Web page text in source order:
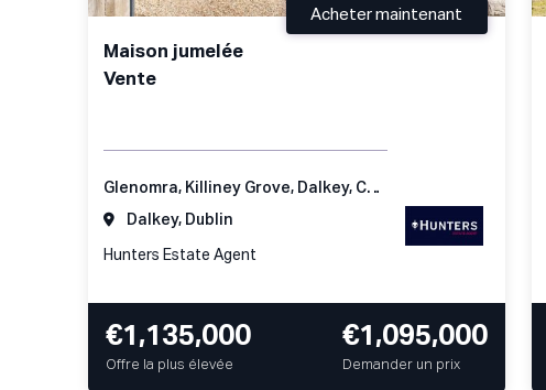
Maison jumelée
Vente
Acheter maintenant
Glenomra, Killiney Grove, Dalkey, Co Dublin
Dalkey, Dublin
Hunters Estate Agent
€1,135,000
Offre la plus élevée
€1,095,000
Demander un prix